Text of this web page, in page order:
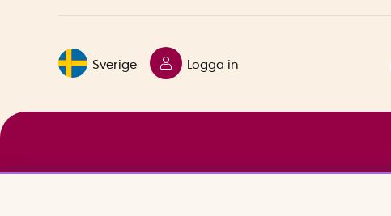
Sverige Logga in